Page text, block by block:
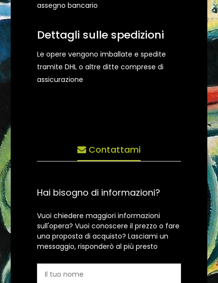
assegno bancario
Dettagli sulle spedizioni
Le opere vengono imballate e spedite
tramite DHL o altre ditte comprese di
assicurazione
Contattami
Hai bisogno di informazioni?
Vuoi chiedere maggiori informazioni
sull'opera? Vuoi conoscere il prezzo o fare
una proposta di acquisto? Lasciami un
messaggio, risponderò al più presto